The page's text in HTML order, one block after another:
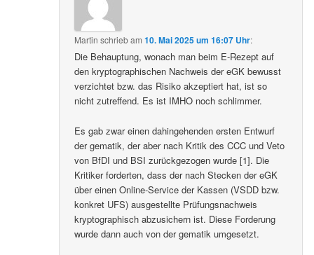
Martin schriebam10. Mai 2025 um 16:07 Uhr:
Die Behauptung, wonach man beim E-Rezept auf
den kryptographischen Nachweis der eGK bewusst
verzichtet bzw. das Risiko akzeptiert hat, ist so
nicht zutreffend. Es ist IMHO noch schlimmer.
Es gab zwar einen dahingehenden ersten Entwurf
der gematik, der aber nach Kritik des CCC und Veto
von BfDI und BSI zurückgezogen wurde [1]. Die
Kritiker forderten, dass der nach Stecken der eGK
über einen Online-Service der Kassen (VSDD bzw.
konkret UFS) ausgestellte Prüfungsnachweis
kryptographisch abzusichern ist. Diese Forderung
wurde dann auch von der gematik umgesetzt.